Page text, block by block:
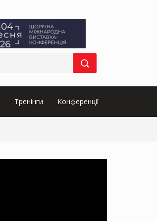
Тренінги Конференції